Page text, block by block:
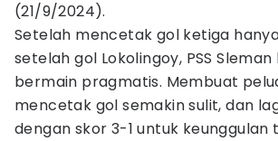
(21/9/2024).
Setelah mencetak gol ketiga
setelah gol Lokolingoy, PSS
bermain pragmatis. Membuat
mencetak gol semakin sulit, dan
dengan skor 3-1 untuk keunggulan